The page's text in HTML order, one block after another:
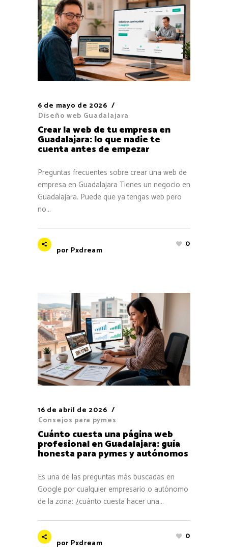
6 de mayo de 2026
Diseño web Guadalajara
Crear la web de tu empresa en
Guadalajara: lo que nadie te
cuenta antes de empezar
Preguntas frecuentes sobre crear una web de
empresa en Guadalajara Tienes un negocio en
Guadalajara. Puede que ya tengas web pero
no...
por Pxdream
0
16 de abril de 2026
Consejos para pymes
Cuánto cuesta una página web
profesional en Guadalajara: guía
honesta para pymes y autónomos
Es una de las preguntas más buscadas en
Google por cualquier empresario o autónomo
de la zona: ¿cuánto cuesta hacer una...
por Pxdream
0